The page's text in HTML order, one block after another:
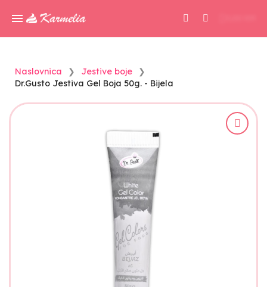
Naslovnica
Jestive boje
Dr.Gusto Jestiva Gel Boja 50g. - Bijela